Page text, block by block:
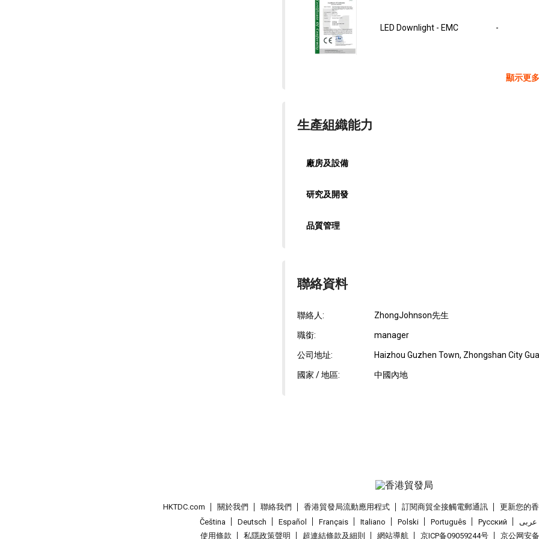
LED Downlight - EMC -
顯示更多
生產組織能力
廠房及設備
研究及開發
品質管理
聯絡資料
聯絡人: ZhongJohnson先生
職銜: manager
公司地址: Haizhou Guzhen Town, Zhongshan City
國家 / 地區: 中國內地
HKTDC.com 關於我們 聯絡我們 香港貿發局流動應用程式 訂閱商貿全接觸電郵通訊 更新您的
Čeština
Deutsch Español Français Italiano Polski Português Pусский عربى
使用條款
私隱政策聲明 超連結條款及細則 網站導航 京ICP备09059244号 京公网安